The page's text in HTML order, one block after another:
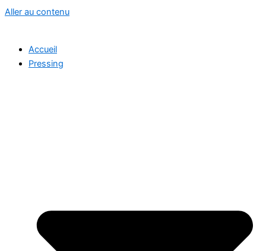
Aller au contenu
Accueil
Pressing